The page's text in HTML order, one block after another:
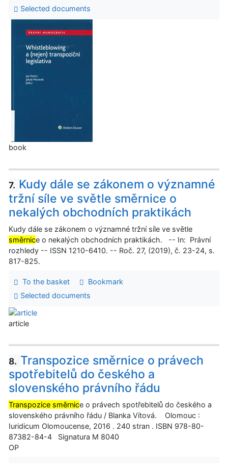
Selected documents
book
7. Kudy dále se zákonem o významné
tržní síle ve světle směrnice o
nekalých obchodních praktikách
Kudy dále se zákonem o významné tržní síle ve světle
směrnice o nekalých obchodních praktikách. -- In: Právní
rozhledy -- ISSN 1210-6410. -- Roč. 27, (2019), č. 23-24, s.
817-825.
To the basket
Bookmark
Selected documents
article
8. Transpozice směrnice o právech
spotřebitelů do českého a
slovenského právního řádu
Transpozice směrnice o právech spotřebitelů do českého a
slovenského právního řádu / Blanka Vítová. Olomouc :
Iuridicum Olomoucense, 2016 . 240 stran . ISBN 978-80-
87382-84-4 Signatura M 8040
OP